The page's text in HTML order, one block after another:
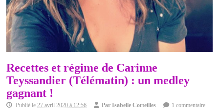
Recettes et régime de Carinne
Teyssandier (Télématin) : un medley
gagnant !
Publié le27 avril 2020 à 12:56 ParIsabelle Corteilles 1 commentaire